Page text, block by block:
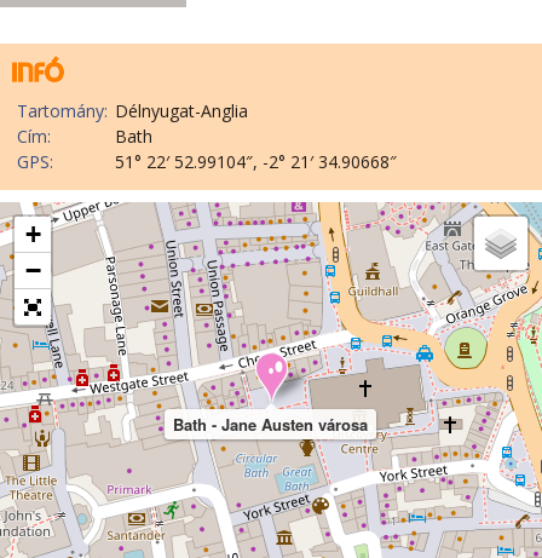
Tartomány: Délnyugat-Anglia
Cím:
Bath
GPS:
51° 22′ 52.99104″, -2° 21′ 34.90668″
Bath - Jane Austen városa
+
−